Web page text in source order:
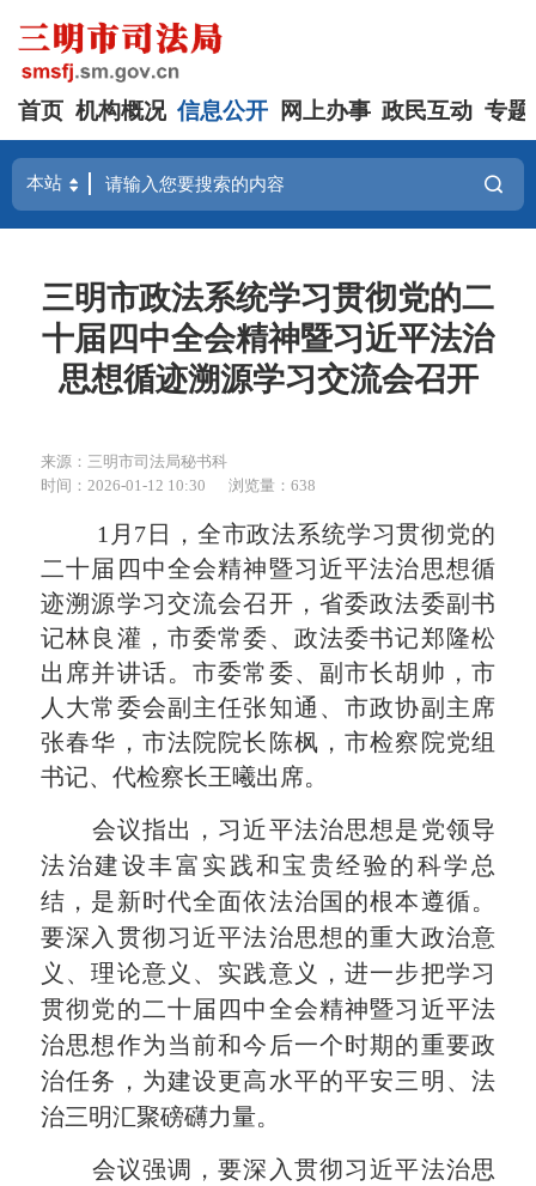
首页 机构概况 信息公开 网上办事 政民互动 专题
三明市政法系统学习贯彻党的二
十届四中全会精神暨习近平法治
思想循迹溯源学习交流会召开
来源：三明市司法局秘书科
时间：2026-01-12 10:30
浏览量：638
1月7日，全市政法系统学习贯彻党的
二十届四中全会精神暨习近平法治思想循
迹溯源学习交流会召开，省委政法委副书
记林良灌，市委常委、政法委书记郑隆松
出席并讲话。市委常委、副市长胡帅，市
人大常委会副主任张知通、市政协副主席
张春华，市法院院长陈枫，市检察院党组
书记、代检察长王曦出席。
会议指出 ， 习近平法治思想是党领导
法治建设丰富实践和宝贵经验的科学总
结，是新时代全面依法治国的根本遵循。
要深入贯彻习近平法治思想的重大政治意
义、理论意义、实践意义，进一步把学习
贯彻党的二十届四中全会精神暨习近平法
治思想作为当前和今后一个时期的重要政
治任务，为建设更高水平的平安三明、法
治三明汇聚磅礴力量。
会议强调 ，要深入贯彻习近平法治思